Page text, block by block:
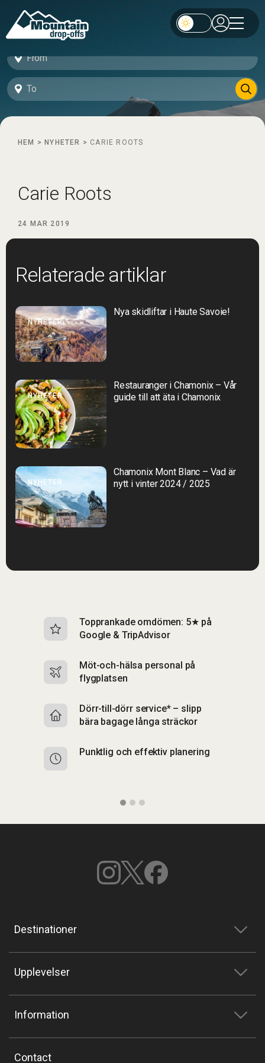
HEM > NYHETER > CARIE ROOTS
Carie Roots
24 MAR 2019
Relaterade artiklar
NYHETER
Nya skidliftar i Haute Savoie!
NYHETER
Restauranger i Chamonix – Vår
guide till att äta i Chamonix
NYHETER
Chamonix Mont Blanc – Vad är
nytt i vinter 2024 / 2025
Topprankade omdömen: 5★ på
Google & TripAdvisor
Möt-och-hälsa personal på
flygplatsen
Dörr-till-dörr service* – slipp
bära bagage långa sträckor
Punktlig och effektiv planering
Destinationer
Upplevelser
Information
Contact